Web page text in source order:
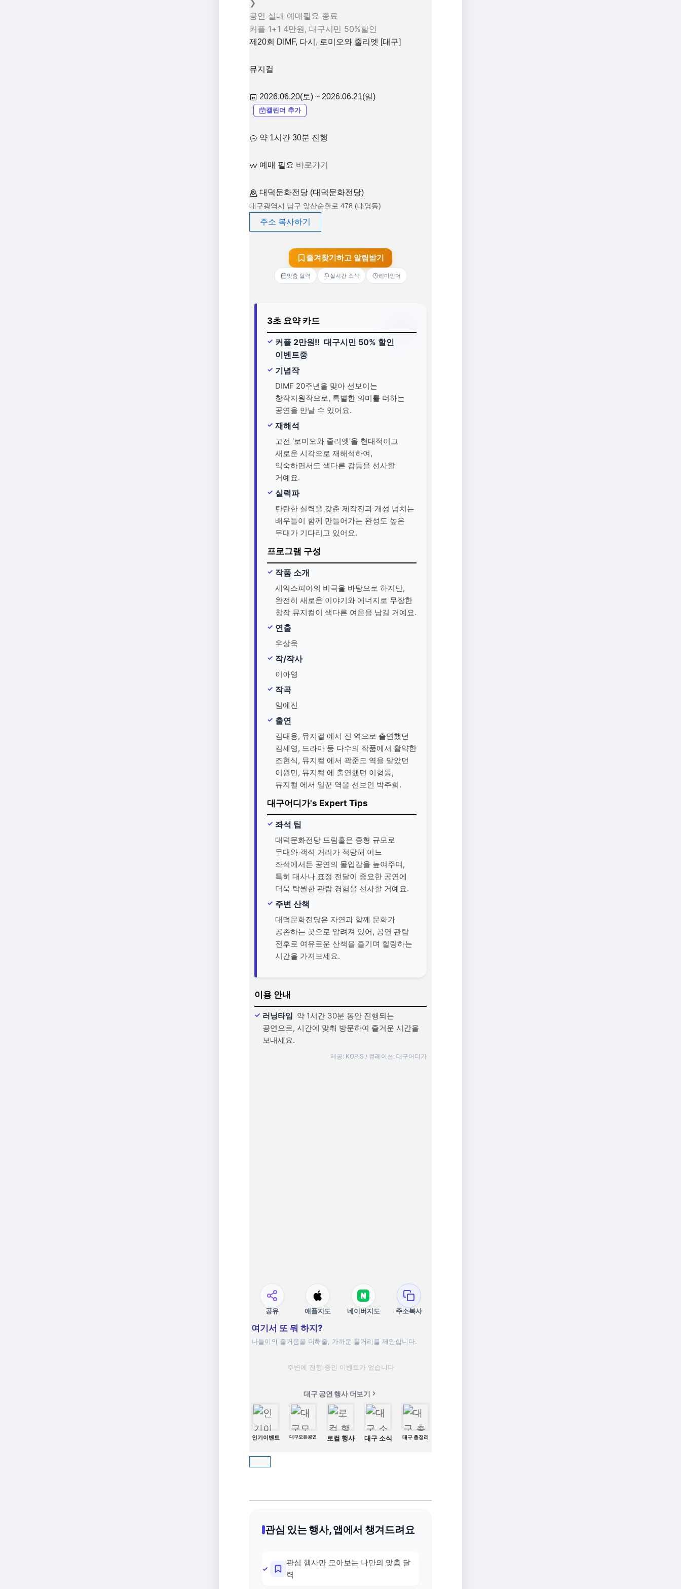
❯
공연 실내 예매필요 종료
커플 1+1 4만원, 대구시민 50%할인
제20회 DIMF, 다시, 로미오와 줄리엣 [대구]
뮤지컬
2026.06.20(토) ~ 2026.06.21(일)
캘린더 추가
약 1시간 30분 진행
예매 필요 바로가기
대덕문화전당 (대덕문화전당)
대구광역시 남구 앞산순환로 478 (대명동)
주소 복사하기
즐겨찾기하고 알림받기
맞춤 달력 실시간 소식 리마인더
3초 요약 카드
커플 2만원!! 대구시민 50% 할인
이벤트중
기념작
DIMF 20주년을 맞아 선보이는
창작지원작으로, 특별한 의미를 더하는
공연을 만날 수 있어요.
재해석
고전 '로미오와 줄리엣'을 현대적이고
새로운 시각으로 재해석하여,
익숙하면서도 색다른 감동을 선사할
거예요.
실력파
탄탄한 실력을 갖춘 제작진과 개성 넘치는
배우들이 함께 만들어가는 완성도 높은
무대가 기다리고 있어요.
프로그램 구성
작품 소개
셰익스피어의 비극을 바탕으로 하지만,
완전히 새로운 이야기와 에너지로 무장한
창작 뮤지컬이 색다른 여운을 남길 거예요.
연출
우상욱
작/작사
이아영
작곡
임예진
출연
김대용, 뮤지컬 에서 진 역으로 출연했던
김세영, 드라마 등 다수의 작품에서 활약한
조현식, 뮤지컬 에서 곽준모 역을 맡았던
이원민, 뮤지컬 에 출연했던 이형동,
뮤지컬 에서 일꾼 역을 선보인 박주희.
대구어디가's Expert Tips
좌석 팁
대덕문화전당 드림홀은 중형 규모로
무대와 객석 거리가 적당해 어느
좌석에서든 공연의 몰입감을 높여주며,
특히 대사나 표정 전달이 중요한 공연에
더욱 탁월한 관람 경험을 선사할 거예요.
주변 산책
대덕문화전당은 자연과 함께 문화가
공존하는 곳으로 알려져 있어, 공연 관람
전후로 여유로운 산책을 즐기며 힐링하는
시간을 가져보세요.
이용 안내
러닝타임 약 1시간 30분 동안 진행되는
공연으로, 시간에 맞춰 방문하여 즐거운 시간을
보내세요.
제공: KOPIS / 큐레이션: 대구어디가
공유 애플지도 네이버지도 주소복사
여기서 또 뭐 하지?
나들이의 즐거움을 더해줄, 가까운 볼거리를 제안합니다.
주변에 진행 중인 이벤트가 없습니다
대구 공연 행사 더보기
인기이벤트 대구모든공연 로컬 행사 대구 소식 대구 총정리
관심 있는 행사, 앱에서 챙겨드려요
관심 행사만 모아보는 나만의 맞춤 달
력